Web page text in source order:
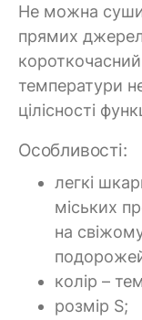
Не можна
прямих джерел
температури
цілісності
Особливості:
легкі
міських
на
колір –
розмір S;